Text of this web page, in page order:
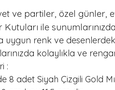
ve partiler, özel günler,
Kutuları ile
uygun renk ve
kolaylıkla ve
:
8 adet Siyah Çizgili Gold